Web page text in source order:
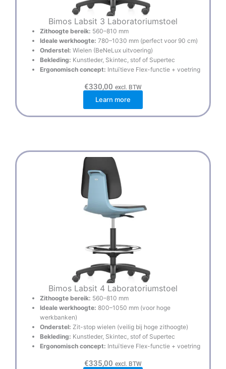
Bimos Labsit 3 Laboratoriumstoel
Zithoogte bereik: 560–810 mm
Ideale werkhoogte: 780–1030 mm (perfect voor 90 cm)
Onderstel: Wielen (BeNeLux uitvoering)
Bekleding: Kunstleder, Skintec, stof of Supertec
Ergonomisch concept: Intuïtieve Flex-functie + voetring
€330,00 excl. BTW
Learn more
Bimos Labsit 4 Laboratoriumstoel
Zithoogte bereik: 560–810 mm
Ideale werkhoogte: 800–1050 mm (voor hoge
werkbanken)
Onderstel: Zit-stop wielen (veilig bij hoge zithoogte)
Bekleding: Kunstleder, Skintec, stof of Supertec
Ergonomisch concept: Intuïtieve Flex-functie + voetring
€335,00 excl. BTW